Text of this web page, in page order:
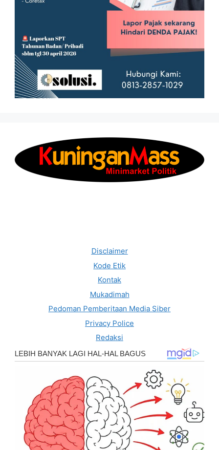
Disclaimer
Kode Etik
Kontak
Mukadimah
Pedoman Pemberitaan Media Siber
Privacy Police
Redaksi